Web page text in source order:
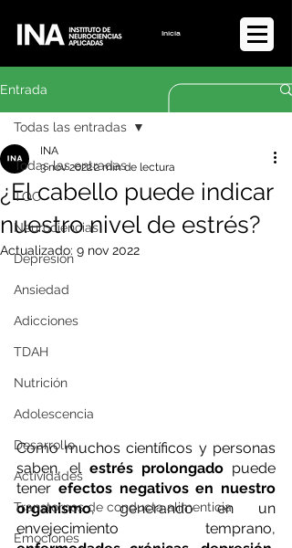
Iniciar sesión
Entrada
Todas las entradas
TOC
Neurociencias
Depresión
Ansiedad
Adicciones
TDAH
Nutrición
Adolescencia
Desarrollo
Actividades
Transtornos de conducta alimenticia
Emociones
Todas las entradas
¿El cabello puede indicar
nuestro nivel de estrés?
INA
3 nov 20222 min de lectura
Actualizado: 9 nov 2022
Como muchos científicos y personas
saben, el estrés prolongado puede
tener efectos negativos en nuestro
organismo, generando en un